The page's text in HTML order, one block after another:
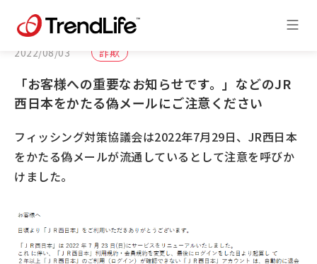
2022/08/03 詐欺
「お客様への重要なお知らせです。」などのJR
西日本をかたる偽メールにご注意ください
フィッシング対策協議会は2022年7月29日、JR西日本
をかたる偽メールが流通しているとして注意を呼びか
けました。